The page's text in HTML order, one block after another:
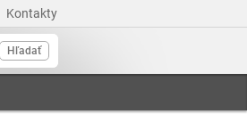
Kontakty
Hľadať